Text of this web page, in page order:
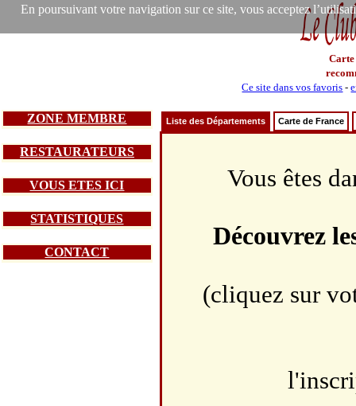
En poursuivant votre navigation sur ce site, vous acceptez
Carte
Ce site dans vos favoris -
ZONE MEMBRE
RESTAURATEURS
VOUS ETES ICI
STATISTIQUES
CONTACT
Liste des Départements Carte de France
Vous êtes
Découvrez
(cliquez sur